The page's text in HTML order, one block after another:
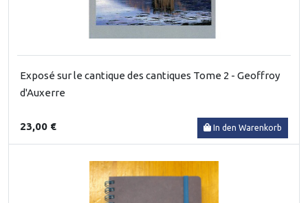
Exposé sur le cantique des cantiques Tome 2 - Geoffroy
d'Auxerre
23,00 € In den Warenkorb